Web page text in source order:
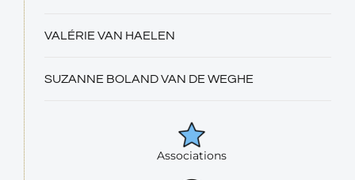
VALÉRIE VAN HAELEN
SUZANNE BOLAND VAN DE WEGHE
Associations